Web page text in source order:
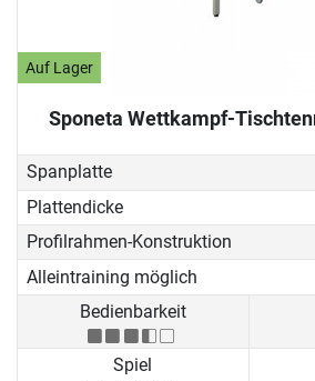
Auf Lager
Sponeta Wettkampf-
Spanplatte
Plattendicke
Profilrahmen-Konstruktion
Alleintraining möglich
Bedienbarkeit
Spiel